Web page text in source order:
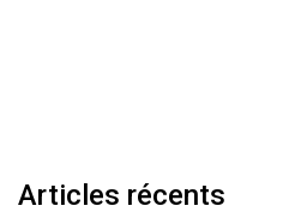
Articles récents